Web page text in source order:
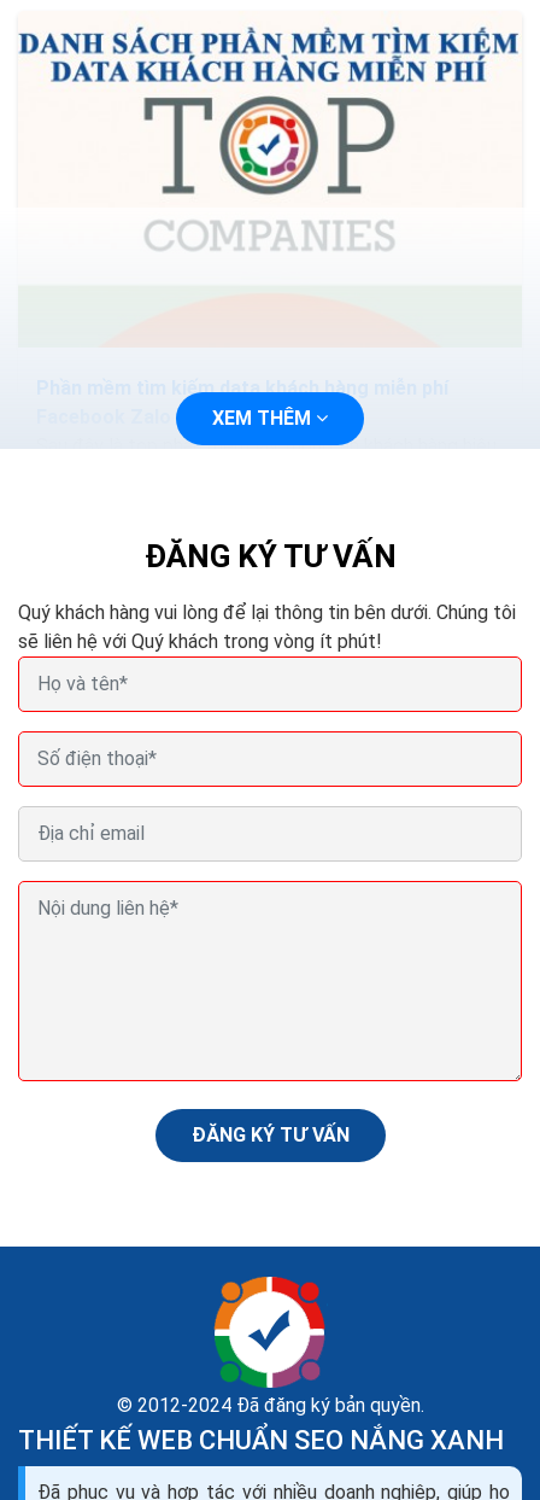
Phần mềm tìm kiếm data khách hàng miễn phí
Facebook Zalo Tiktok
Sau đây là top phần mềm lấy thông tin khách hàng hiệu
lại...
XEM THÊM
ĐĂNG KÝ TƯ VẤN
Quý khách hàng vui lòng để lại thông tin bên dưới. Chúng tôi
sẽ liên hệ với Quý khách trong vòng ít phút!
ĐĂNG KÝ TƯ VẤN
© 2012-2024 Đã đăng ký bản quyền.
THIẾT KẾ WEB CHUẨN SEO NẮNG XANH
Đã phục vụ và hợp tác với nhiều doanh nghiệp, giúp họ